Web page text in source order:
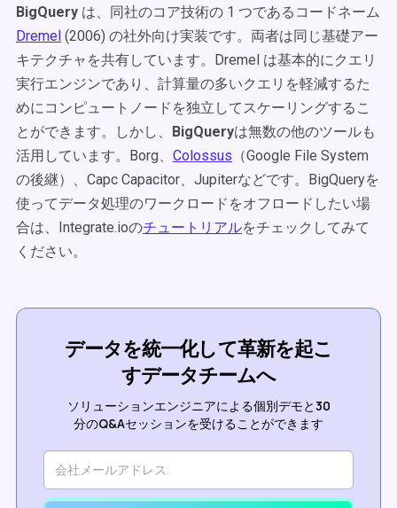
BigQuery は、同社のコア技術の 1 つであるコードネーム
Dremel (2006) の社外向け実装です。両者は同じ基礎アー
キテクチャを共有しています。Dremel は基本的にクエリ
実行エンジンであり、計算量の多いクエリを軽減するた
めにコンピュートノードを独立してスケーリングするこ
とができます。しかし、 BigQueryは無数の他のツールも
活用しています。Borg、 Colossus （Google File System
の後継）、Capc Capacitor、Jupiterなどです。BigQueryを
使ってデータ処理のワークロードをオフロードしたい場
合は、Integrate.ioのチュートリアルをチェックしてみて
ください。
データを統一化して革新を起こ
すデータチームへ
ソリューションエンジニアによる個別デモと30
分のQ&Aセッションを受けることができます